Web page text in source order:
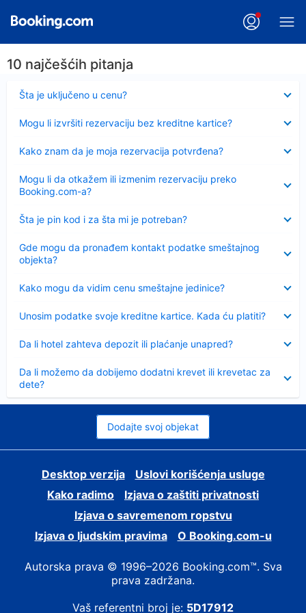
10 najčešćih pitanja
Šta je uključeno u cenu?
Sažeto
Mogu li izvršiti rezervaciju bez kreditne kartice?
Kako znam da je moja rezervacija potvrđena?
Mogu li da otkažem ili izmenim rezervaciju preko
Booking.com-a?
Šta je pin kod i za šta mi je potreban?
Sažeto
Gde mogu da pronađem kontakt podatke smeštajnog
objekta?
Kako mogu da vidim cenu smeštajne jedinice?
Unosim podatke svoje kreditne kartice. Kada ću platiti?
Da li hotel zahteva depozit ili plaćanje unapred?
Da li možemo da dobijemo dodatni krevet ili krevetac za
dete?
Dodajte svoj objekat
Desktop verzija
Uslovi korišćenja usluge
Kako radimo
Izjava o zaštiti privatnosti
Izjava o savremenom ropstvu
Izjava o ljudskim pravima
О Booking.com-u
Autorska prava © 1996–2026 Booking.com™. Sva
prava zadržana.
Vaš referentni broj je: 5D17912